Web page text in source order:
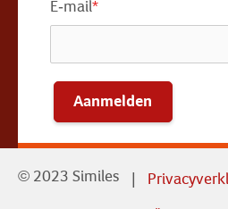
E-mail*
Aanmelden
© 2023 Similes